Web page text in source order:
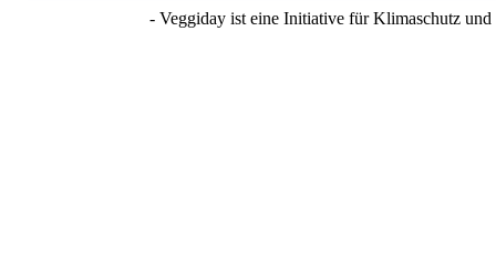
- Veggiday ist eine Initiative für Klimaschutz